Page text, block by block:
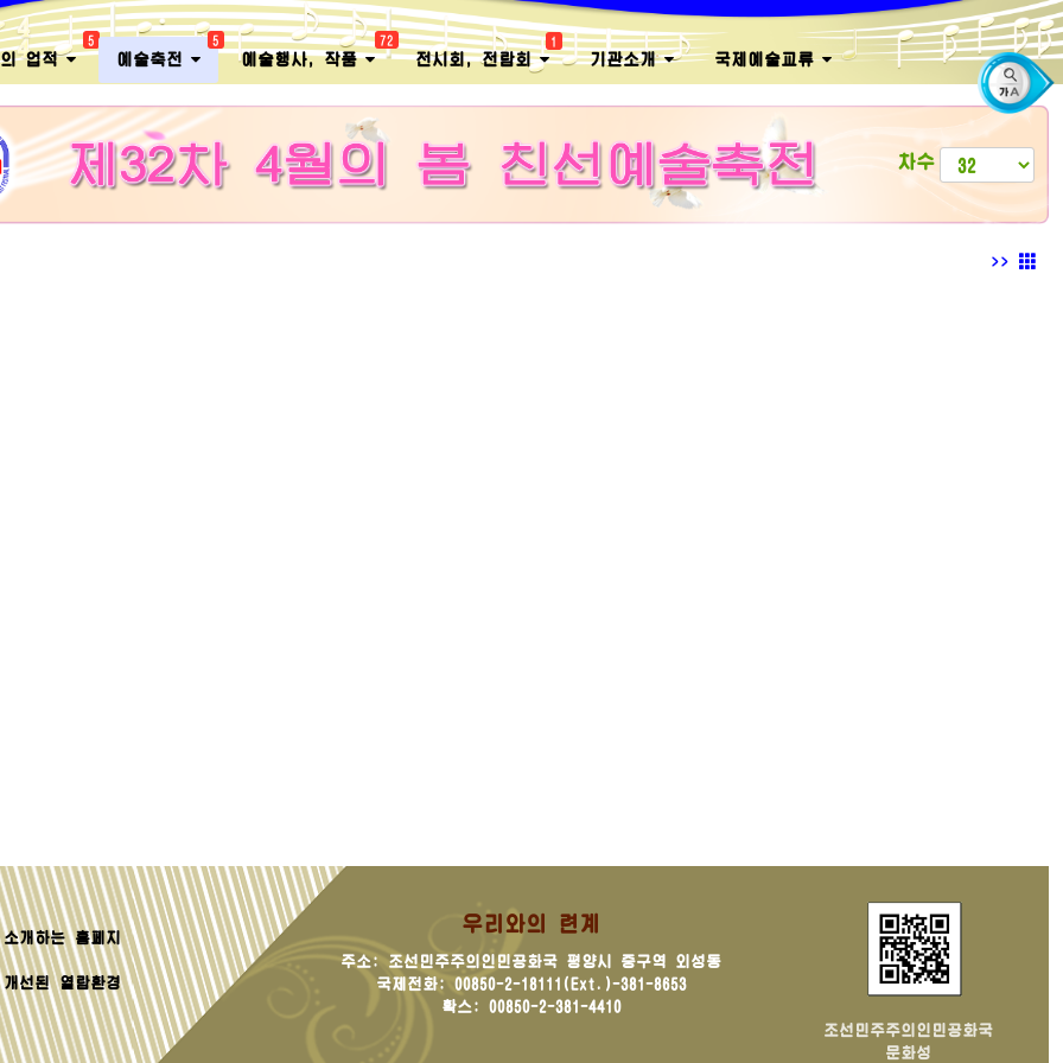
의 업적
5
예술축전
5
예술행사, 작품
72
전시회, 전람회
1
기관소개 국제예술교류
차수
>>
개하는 홈페지
선된 열람환경
우리와의 련계
주소: 조선민주주의인민공화국 평양시 중구역 외성동
국제전화: 00850-2-18111(Ext.)-381-8653
확스: 00850-2-381-4410
조선민주주의인민공화국
문화성